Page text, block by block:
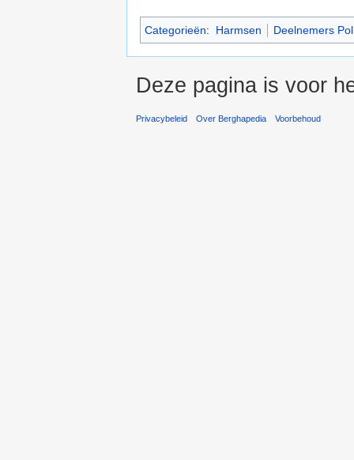
Categorieën: Harmsen Deelnemers
Deze pagina is voor
Privacybeleid Over Berghapedia Voorbehoud